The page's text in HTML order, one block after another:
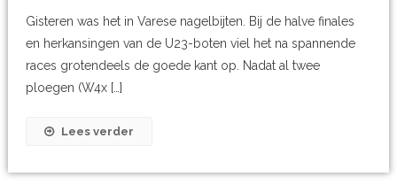
Gisteren was het in Varese nagelbijten. Bij de halve finales
en herkansingen van de U23-boten viel het na spannende
races grotendeels de goede kant op. Nadat al twee
ploegen (W4x […]
Lees verder